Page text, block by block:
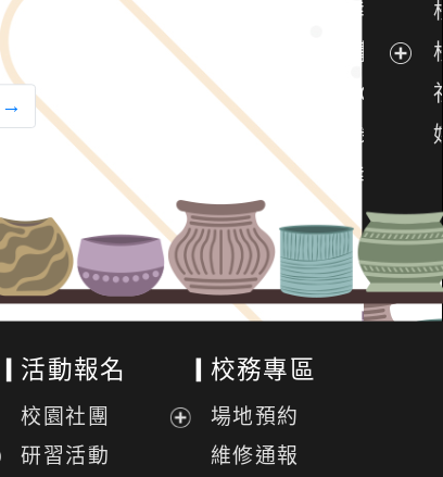
→
活動報名
校園社團
研習活動
校務專區
場地預約
維修通報